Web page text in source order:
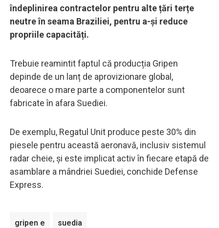
îndeplinirea contractelor pentru alte țări terțe
neutre în seama Braziliei, pentru a-și reduce
propriile capacități.
Trebuie reamintit faptul că producția Gripen
depinde de un lanț de aprovizionare global,
deoarece o mare parte a componentelor sunt
fabricate în afara Suediei.
De exemplu, Regatul Unit produce peste 30% din
piesele pentru această aeronavă, inclusiv sistemul
radar cheie, și este implicat activ în fiecare etapă de
asamblare a mândriei Suediei, conchide Defense
Express.
gripen e suedia